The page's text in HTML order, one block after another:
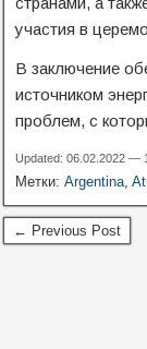
участия в
В заключение
источником
проблем, с
Updated: 06.02.2022 —
Метки: Argentina,
← Previous Post